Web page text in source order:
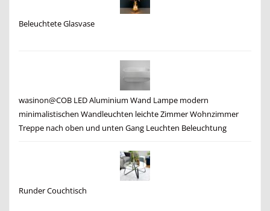
Beleuchtete Glasvase
wasinon@COB LED Aluminium Wand Lampe modern
minimalistischen Wandleuchten leichte Zimmer Wohnzimmer
Treppe nach oben und unten Gang Leuchten Beleuchtung
Runder Couchtisch